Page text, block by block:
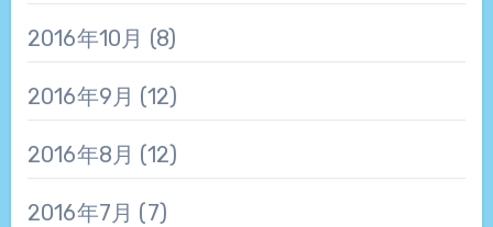
2016年10月 (8)
2016年9月 (12)
2016年8月 (12)
2016年7月 (7)